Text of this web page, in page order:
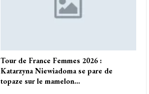
Tour de France Femmes 2026 :
Katarzyna Niewiadoma se pare de
topaze sur le mamelon…